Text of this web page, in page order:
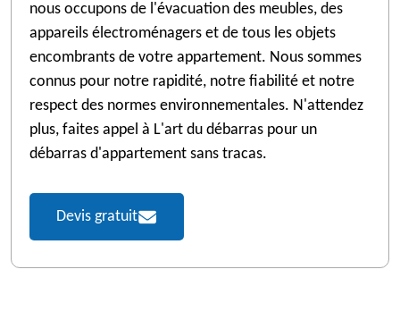
nous occupons de l'évacuation des meubles, des
appareils électroménagers et de tous les objets
encombrants de votre appartement. Nous sommes
connus pour notre rapidité, notre fiabilité et notre
respect des normes environnementales. N'attendez
plus, faites appel à L'art du débarras pour un
débarras d'appartement sans tracas.
Devis gratuit